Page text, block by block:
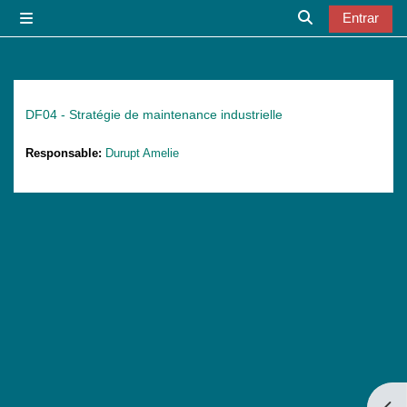
Alternar a
Entrar
DF04 - Stratégie de maintenance industrielle
Responsable: Durupt Amelie